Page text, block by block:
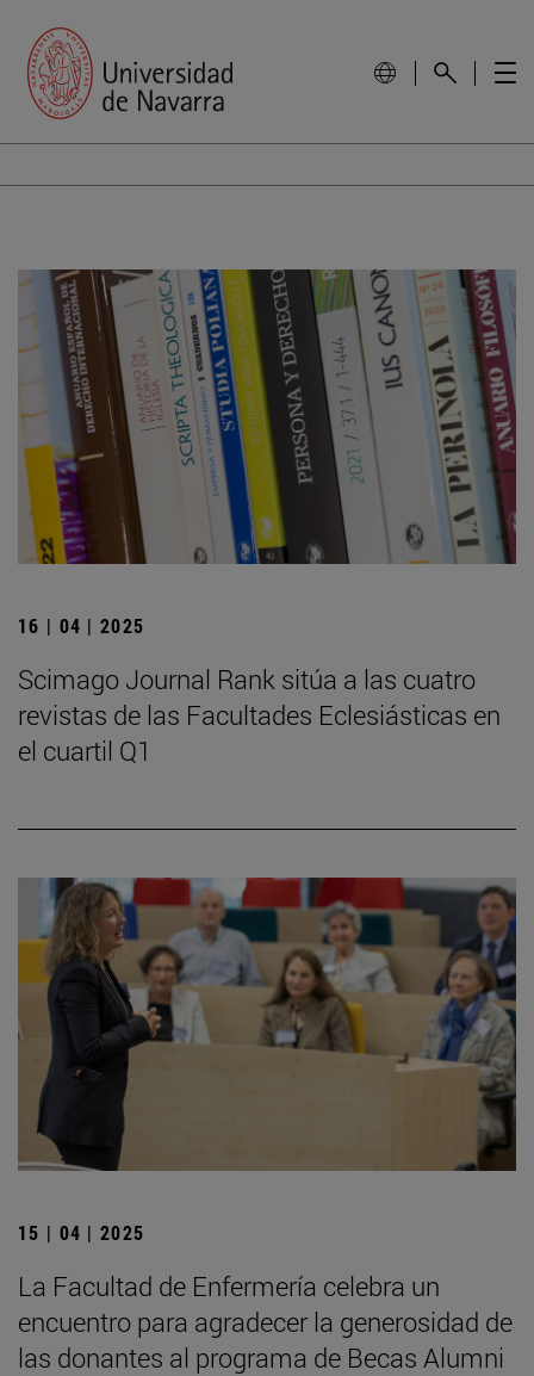
16 | 04 | 2025
Scimago Journal Rank sitúa a las cuatro
revistas de las Facultades Eclesiásticas en
el cuartil Q1
15 | 04 | 2025
La Facultad de Enfermería celebra un
encuentro para agradecer la generosidad de
las donantes al programa de Becas Alumni